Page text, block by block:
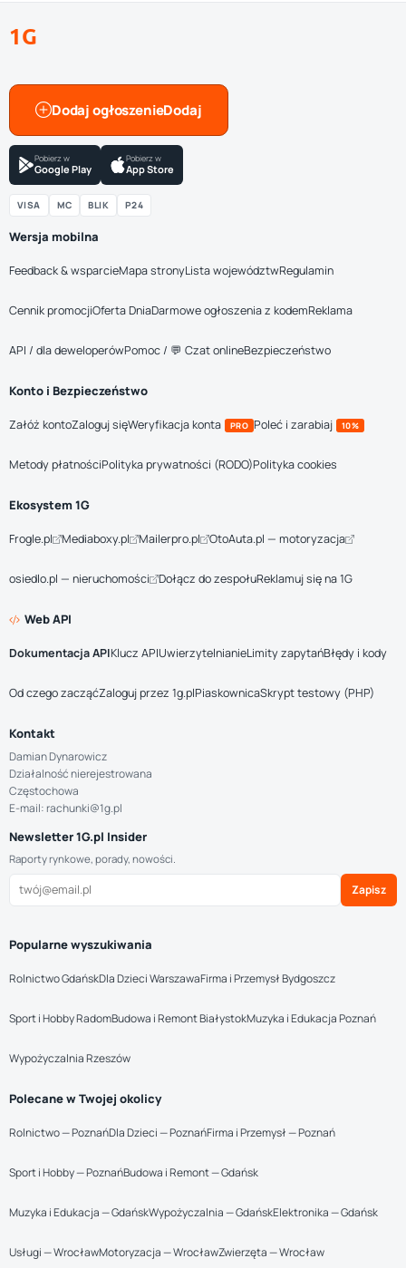
1G
Dodaj ogłoszenie
Pobierz w
Google Play
Pobierz w
App Store
VISA MC BLIK P24
Wersja mobilna
Feedback & wsparcieMapa stronyLista województwRegulamin
Cennik promocjiOferta DniaDarmowe ogłoszenia z kodemReklama
API / dla deweloperówPomoc / 💬 Czat onlineBezpieczeństwo
Konto i Bezpieczeństwo
Załóż kontoZaloguj sięWeryfikacja konta PRO Poleć i zarabiaj 10%
Metody płatnościPolityka prywatności (RODO)Polityka cookies
Ekosystem 1G
Frogle.pl Mediaboxy.pl Mailerpro.pl OtoAuta.pl — motoryzacja
osiedlo.pl — nieruchomości Dołącz do zespołuReklamuj się na 1G
Web API
Dokumentacja APIKlucz APIUwierzytelnianieLimity zapytańBłędy i kody
Od czego zacząćZaloguj przez 1g.plPiaskownicaSkrypt testowy (PHP)
Kontakt
Damian Dynarowicz
Działalność nierejestrowana
Częstochowa
E-mail: rachunki@1g.pl
Newsletter 1G.pl Insider
Raporty rynkowe, porady, nowości.
Zapisz
Popularne wyszukiwania
Rolnictwo GdańskDla Dzieci WarszawaFirma i Przemysł Bydgoszcz
Sport i Hobby RadomBudowa i Remont BiałystokMuzyka i Edukacja Poznań
Wypożyczalnia Rzeszów
Polecane w Twojej okolicy
Rolnictwo — PoznańDla Dzieci — PoznańFirma i Przemysł — Poznań
Sport i Hobby — PoznańBudowa i Remont — Gdańsk
Muzyka i Edukacja — GdańskWypożyczalnia — GdańskElektronika — Gdańsk
Usługi — WrocławMotoryzacja — WrocławZwierzęta — Wrocław